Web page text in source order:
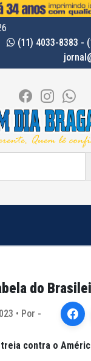
(11) 4033-8383 -
do
• Por -
contra o